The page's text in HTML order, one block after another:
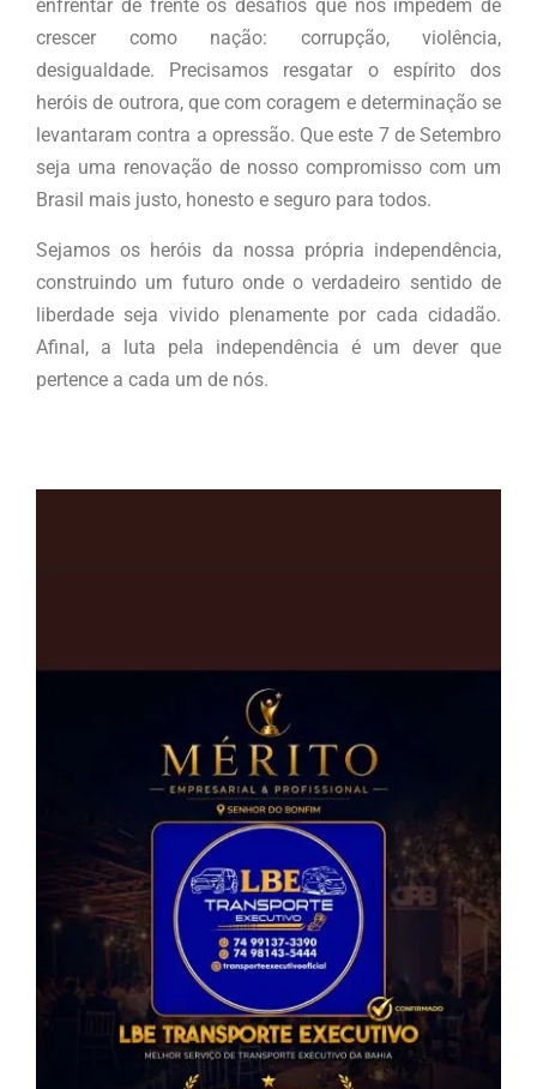
enfrentar de frente os desafios que nos impedem de
crescer como nação: corrupção, violência,
desigualdade. Precisamos resgatar o espírito dos
heróis de outrora, que com coragem e determinação se
levantaram contra a opressão. Que este 7 de Setembro
seja uma renovação de nosso compromisso com um
Brasil mais justo, honesto e seguro para todos.
Sejamos os heróis da nossa própria independência,
construindo um futuro onde o verdadeiro sentido de
liberdade seja vivido plenamente por cada cidadão.
Afinal, a luta pela independência é um dever que
pertence a cada um de nós.